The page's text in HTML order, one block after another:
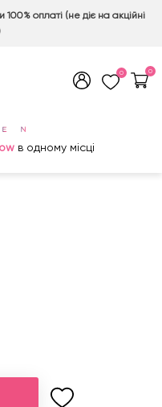
оплаті (не діє на акційні
0 0
в одному місці